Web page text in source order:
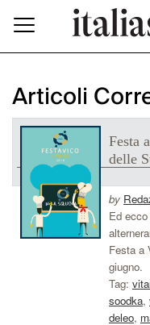
Articoli
Festa
delle
by
Ed
Festa a
giugno.
Tag:
soodka,
deleo,